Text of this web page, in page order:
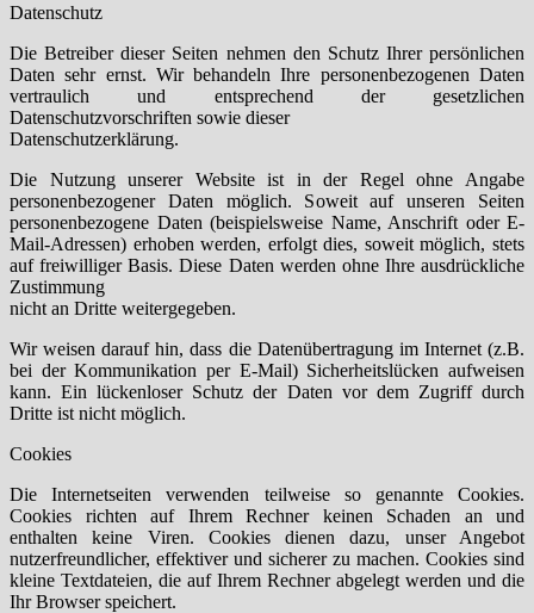
Datenschutz
Die Betreiber dieser Seiten nehmen den Schutz Ihrer persönlichen
Daten sehr ernst. Wir behandeln Ihre personenbezogenen Daten
vertraulich und entsprechend der gesetzlichen
Datenschutzvorschriften sowie dieser
Datenschutzerklärung.
Die Nutzung unserer Website ist in der Regel ohne Angabe
personenbezogener Daten möglich. Soweit auf unseren Seiten
personenbezogene Daten (beispielsweise Name, Anschrift oder E-
Mail-Adressen) erhoben werden, erfolgt dies, soweit möglich, stets
auf freiwilliger Basis. Diese Daten werden ohne Ihre ausdrückliche
Zustimmung
nicht an Dritte weitergegeben.
Wir weisen darauf hin, dass die Datenübertragung im Internet (z.B.
bei der Kommunikation per E-Mail) Sicherheitslücken aufweisen
kann. Ein lückenloser Schutz der Daten vor dem Zugriff durch
Dritte ist nicht möglich.
Cookies
Die Internetseiten verwenden teilweise so genannte Cookies.
Cookies richten auf Ihrem Rechner keinen Schaden an und
enthalten keine Viren. Cookies dienen dazu, unser Angebot
nutzerfreundlicher, effektiver und sicherer zu machen. Cookies sind
kleine Textdateien, die auf Ihrem Rechner abgelegt werden und die
Ihr Browser speichert.